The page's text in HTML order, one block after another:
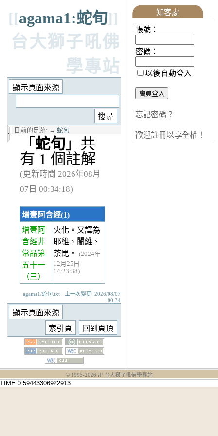
[[agama1:蛇旬]]
台大獅子吼佛
學專站
目前的足跡: → 蛇旬
「 蛇旬 」共
有 1 個註解
(更新時間 2026年08月
07日 00:34:18)
增壹阿含經(1)
增壹阿
含經非
常品第
五十一
（三）
火化。又譯為
耶維、闍維、
荼毘。
(2024年
12月25日
14:23:38)
agama1/蛇旬.txt · 上一次變更: 2026/08/07
00:34
知客處
帳號：
密碼：
以後自動登入
忘記密碼？
歡迎註冊以享全權！
© 1995-2026 卍 台大獅子吼佛學專站
TIME:0.59443306922913